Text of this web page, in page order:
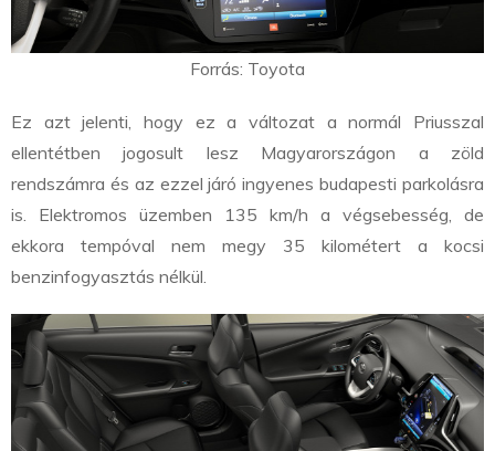
Forrás: Toyota
Ez azt jelenti, hogy ez a változat a normál Priusszal
ellentétbenjogosult lesz Magyarországon a zöld
rendszámra és az ezzel járó ingyenes budapesti parkolásra
is. Elektromos üzemben 135 km/h a végsebesség, de
ekkora tempóval nem megy 35 kilométert a kocsi
benzinfogyasztás nélkül.